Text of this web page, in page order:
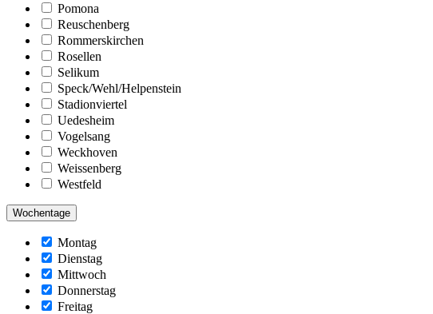
Pomona
Reuschenberg
Rommerskirchen
Rosellen
Selikum
Speck/Wehl/Helpenstein
Stadionviertel
Uedesheim
Vogelsang
Weckhoven
Weissenberg
Westfeld
Wochentage
Montag
Dienstag
Mittwoch
Donnerstag
Freitag